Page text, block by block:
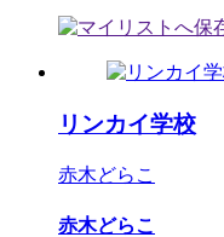
リンカイ学校
赤木どらこ
赤木どらこ